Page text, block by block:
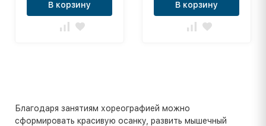
В корзину В корзину
Благодаря занятиям хореографией можно
сформировать красивую осанку, развить мышечный